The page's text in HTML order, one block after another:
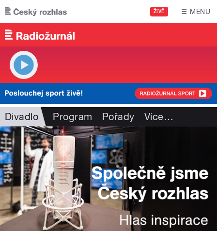
Přejít k hlavnímu obsahu
ŽIVĚ MENU
Divadlo Program Pořady Více…